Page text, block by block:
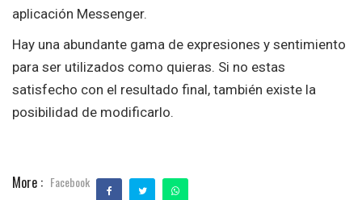
aplicación Messenger.
Hay una abundante gama de expresiones y sentimiento
para ser utilizados como quieras. Si no estas
satisfecho con el resultado final, también existe la
posibilidad de modificarlo.
More : Facebook